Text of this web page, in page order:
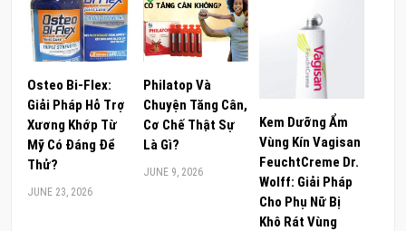
Osteo Bi-Flex:
Giải Pháp Hỗ Trợ
Xương Khớp Từ
Mỹ Có Đáng Để
Thử?
JUNE 23, 2026
Philatop Và
Chuyện Tăng Cân,
Cơ Chế Thật Sự
Là Gì?
JUNE 9, 2026
Kem Dưỡng Ẩm
Vùng Kín Vagisan
FeuchtCreme Dr.
Wolff: Giải Pháp
Cho Phụ Nữ Bị
Khô Rát Vùng